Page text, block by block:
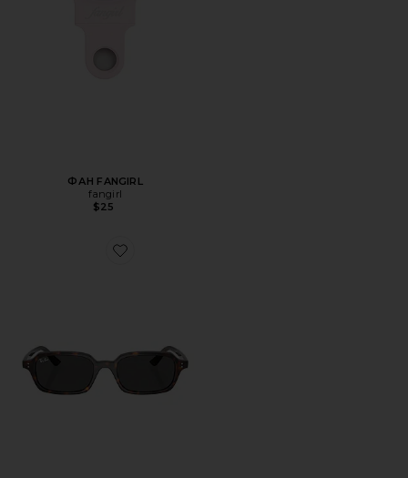
ФАН FANGIRL
fangirl
$25
Favorite СОЛНЦЕЗАЩИТНЫЕ ОЧКИ ZURI